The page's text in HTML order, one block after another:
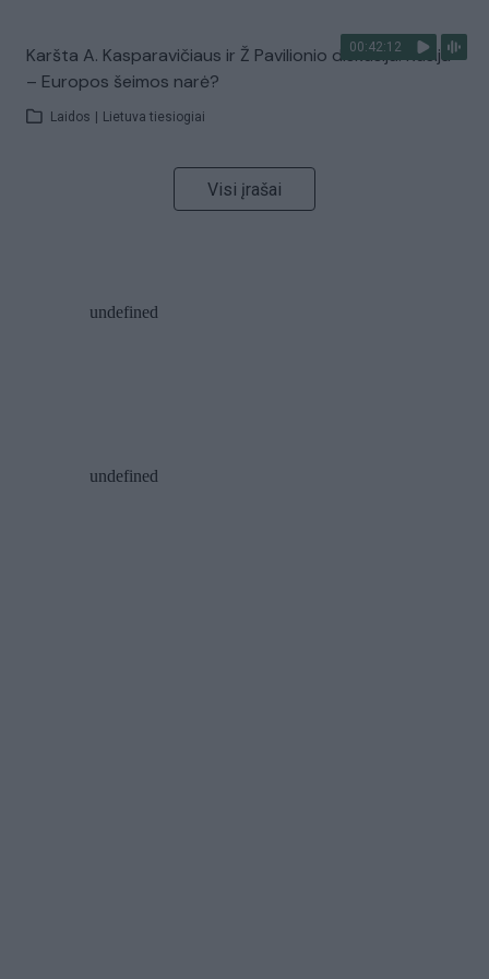
00:42:12
Karšta A. Kasparavičiaus ir Ž Pavilionio diskusija: Rusija
– Europos šeimos narė?
Laidos Lietuva tiesiogiai
Visi įrašai